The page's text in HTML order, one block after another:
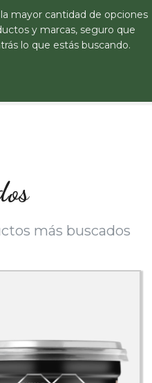
mayor cantidad de opciones
y marcas, seguro que
lo que estás buscando.
más buscados